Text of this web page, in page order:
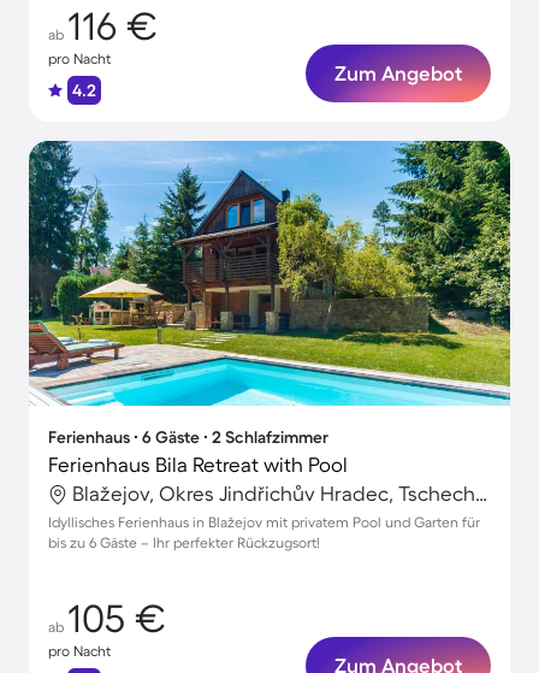
ab 116 €
pro Nacht
4.2
Zum Angebot
Ferienhaus ∙ 6 Gäste ∙ 2 Schlafzimmer
Ferienhaus Bila Retreat with Pool
Blažejov, Okres Jindřichův Hradec, Tschechische Republik
Idyllisches Ferienhaus in Blažejov mit privatem Pool und Garten für
bis zu 6 Gäste – Ihr perfekter Rückzugsort!
ab 105 €
pro Nacht
Zum Angebot